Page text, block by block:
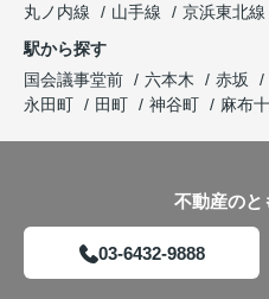
丸ノ内線
山手線 京浜東北線
駅から探す
国会議事堂前
六本木 赤坂
永田町
田町 神谷町 麻布
不動産のと
03-6432-9888